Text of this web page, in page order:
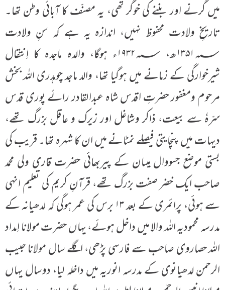
میں گرنے اور بننے کی خوگر تھی، یہ مصنّف کا آبائی وطن تھا۔
تاریخِ ولادت محفوظ نہیں، اندازہ یہ ہے کہ سنِ ولادت
۱۳۵۱؁ھ، ۱۹۳۲؁ء ہوگا، والدہ ماجدہ کا اِنتقال
شیرخوارگی کے زمانے میں ہوگیا تھا، والد ماجد چوہدری اللہ بخش
مرحوم ومغفور حضرتِ اقدس شاہ عبدالقادر رائے پوری قدس
سرّہٗ سے بیعت، ذاکر وشاغل اور زیرک و عاقل بزرگ تھے،
دیہات میں پنچایتی فیصلے نمٹانے میں ان کا شہرہ تھا۔ قریب کی
بستی موضع جسووال میںان کے پیربھائی حضرت قاری ولی محمد
صاحب ایک خضر صفت بزرگ تھے، قرآنِ کریم کی تعلیم انہی
سے ہوئی، پرائمری کے بعد ۱۳ برس کی عمر ہوگی کہ لدھیانہ کے
مدرسہ محمودیہ اللہ والا میں داخل ہوئے، یہاں حضرت مولانا اِمداد
اللہ حصاروی صاحب سے فارسی پڑھی، اگلے سال مولانا حبیب
الرحمن لدھیانوی کے مدرسہ انوریہ میں داخلہ لیا، دوسال یہاں